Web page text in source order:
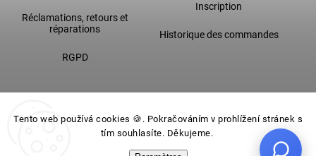
Tento web používá cookies 🍪. Pokračováním v prohlížení stránek s
tím souhlasíte. Děkujeme.
Réclamations, retours et
réparations
RGPD
Inscription
Historique des commandes